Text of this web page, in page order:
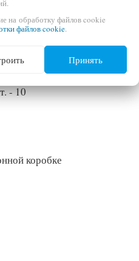
- 10
- 10
коробке
на обработку файлов cookie
файлов cookie.
Принять